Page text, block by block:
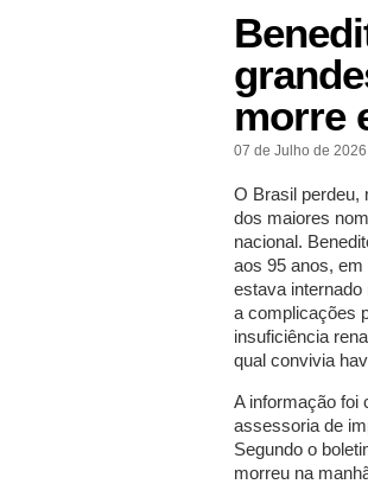
morre
07 de Julho de
O Brasil perdeu,
dos maiores
nacional.
aos 95 anos,
estava
a complicações
insuficiência
qual convivia
A informação foi
assessoria de
Segundo o
morreu na